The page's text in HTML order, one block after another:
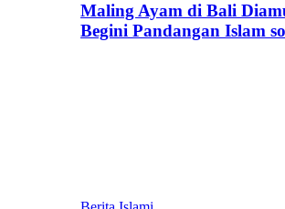
Maling Ayam di Bali
Begini Pandangan Islam